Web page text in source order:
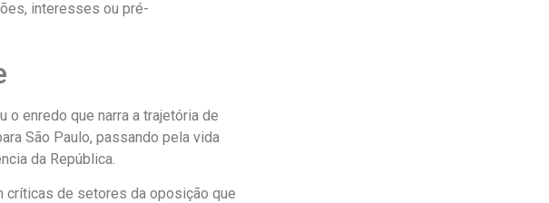
interesses ou pré-
o enredo que narra a trajetória de
São Paulo, passando pela vida
da República.
de setores da oposição que